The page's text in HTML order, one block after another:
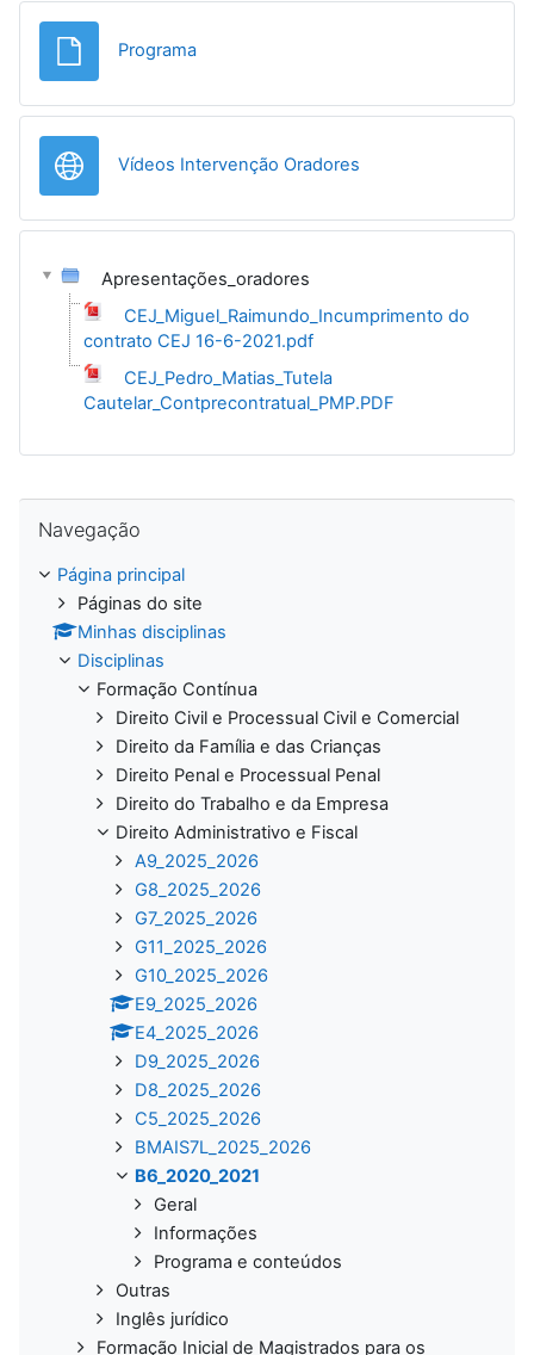
ProgramaFicheiro
Vídeos Intervenção Oradores
Apresentações_oradores
CEJ_Miguel_Raimundo_Incumprimento do
contrato CEJ 16-6-2021.pdf
CEJ_Pedro_Matias_Tutela
Cautelar_Contprecontratual_PMP.PDF
Navegação
Página principal
Páginas do site
Minhas disciplinas
Disciplinas
Formação Contínua
Direito Civil e Processual Civil e Comercial
Direito da Família e das Crianças
Direito Penal e Processual Penal
Direito do Trabalho e da Empresa
Direito Administrativo e Fiscal
A9_2025_2026
G8_2025_2026
G7_2025_2026
G11_2025_2026
G10_2025_2026
E9_2025_2026
E4_2025_2026
D9_2025_2026
D8_2025_2026
C5_2025_2026
BMAIS7L_2025_2026
B6_2020_2021
Geral
Informações
Programa e conteúdos
Outras
Inglês jurídico
Formação Inicial de Magistrados para os